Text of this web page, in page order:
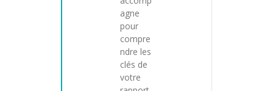
agne
pour
compre
ndre les
clés de
votre